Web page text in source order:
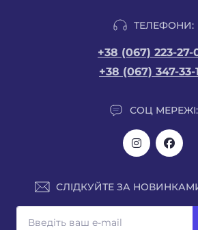
ТЕЛЕФОНИ:
+38 (067) 223-27-
+38 (067) 347-33-
СОЦ МЕРЕЖІ:
СЛІДКУЙТЕ ЗА